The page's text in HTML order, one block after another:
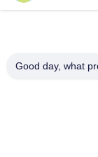
Good day, what